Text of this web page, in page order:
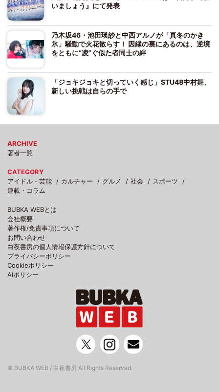
いましょう』にて発表
乃木坂46・池田瑛紗と中西アルノが「真冬のかき
氷」騒動で火花散らす！ 因縁の裏にあるのは、逆境
をともに“凌”ぐ似た者同士の絆
「ジョキジョキと切っていく感じ」STU48中村舞、
新しい挑戦は自らの手で
ARCHIVE
著者一覧
CATEGORY
アイドル・芸能
カルチャー グルメ 社会
スポーツ
連載・コラム
BUBKA WEBとは
会社概要
著作権/免責事項について
お問い合わせ
白夜書房の個人情報保護方針について
プライバシーポリシー
Cookieポリシー
AIポリシー
© BUBKA WEB / 白夜書房 All Rights Reserved.